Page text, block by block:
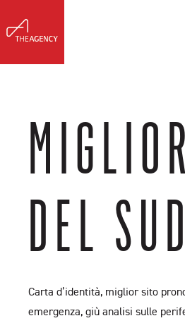
DEL
Carta d’identità, miglior sito
emergenza, giù analisi sulle